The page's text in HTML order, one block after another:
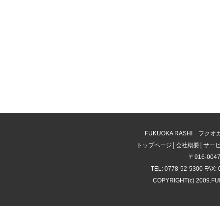
FUKUOKA RASHI フクオ
トップページ
会社概要 サー
〒916-
TEL: 0778-52-5300 FAX:
COPYRIGHT(c)